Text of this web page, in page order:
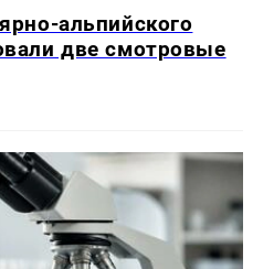
альпийского
две смотровые